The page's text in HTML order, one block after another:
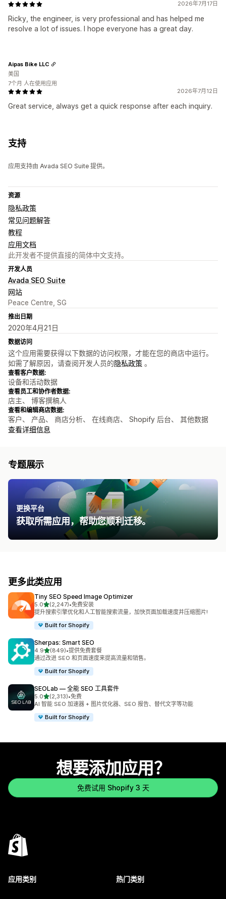
2026年7月17日
Ricky, the engineer, is very professional and has helped me
resolve a lot of issues. I hope everyone has a great day.
2026年7月12日
Great service, always get a quick response after each inquiry.
Aipas Bike LLC
美国
7个月 人在使用应用
支持
应用支持由 Avada SEO Suite 提供。
资源
隐私政策
常见问题解答
教程
应用文档
此开发者不提供直接的简体中文支持。
开发人员
Avada SEO Suite
网站
Peace Centre, SG
推出日期
2020年4月21日
数据访问
这个应用需要获得以下数据的访问权限，才能在您的商店中运行。
如需了解原因，请查阅开发人员的隐私政策 。
查看客户数据:
设备和活动数据
查看员工和协作者数据:
店主、 博客撰稿人
查看和编辑商店数据:
客户、 产品、 商店分析、 在线商店、 Shopify 后台、 其他数据
查看详细信息
专题展示
更换平台
获取所需应用，帮助您顺利迁移。
更多此类应用
Tiny SEO Speed Image Optimizer
5.0星（满分 5 星）
(2,247)
总共 2247 条评论
•免费安装
提升搜索引擎优化和人工智能搜索流量，加快页面加载速度并压缩图片!
Built for Shopify
Sherpas: Smart SEO
4.9星（满分 5 星）
(849)
总共 849 条评论
•提供免费套餐
通过改进 SEO 和页面速度来提高流量和销售。
Built for Shopify
SEOLab — 全能 SEO 工具套件
5.0星（满分 5 星）
(2,313)
总共 2313 条评论
•免费
AI 智能 SEO 加速器 + 图片优化器、SEO 报告、替代文字等功能
Built for Shopify
想要添加应用？
免费试用 Shopify 3 天
应用类别 热门类别